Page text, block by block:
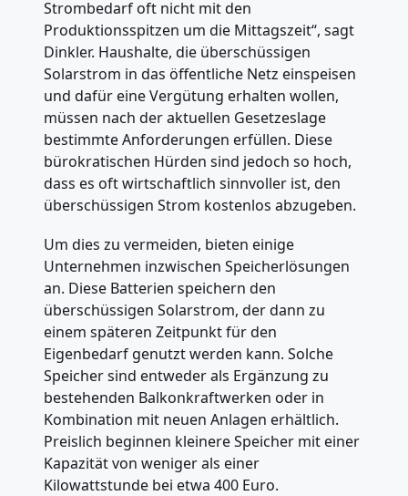
Strombedarf oft nicht mit den
Produktionsspitzen um die Mittagszeit“, sagt
Dinkler. Haushalte, die überschüssigen
Solarstrom in das öffentliche Netz einspeisen
und dafür eine Vergütung erhalten wollen,
müssen nach der aktuellen Gesetzeslage
bestimmte Anforderungen erfüllen. Diese
bürokratischen Hürden sind jedoch so hoch,
dass es oft wirtschaftlich sinnvoller ist, den
überschüssigen Strom kostenlos abzugeben.
Um dies zu vermeiden, bieten einige
Unternehmen inzwischen Speicherlösungen
an. Diese Batterien speichern den
überschüssigen Solarstrom, der dann zu
einem späteren Zeitpunkt für den
Eigenbedarf genutzt werden kann. Solche
Speicher sind entweder als Ergänzung zu
bestehenden Balkonkraftwerken oder in
Kombination mit neuen Anlagen erhältlich.
Preislich beginnen kleinere Speicher mit einer
Kapazität von weniger als einer
Kilowattstunde bei etwa 400 Euro.